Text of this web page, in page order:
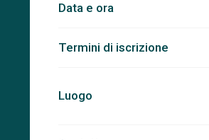
Data e ora
Termini di iscrizione
Luogo